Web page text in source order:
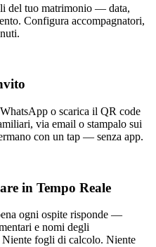
del tuo matrimonio — data,
Configura accompagnatori,
o scarica il QR code
via email o stampalo sui
con un tap — senza app.
in Tempo Reale
ogni ospite risponde —
e nomi degli
fogli di calcolo. Niente